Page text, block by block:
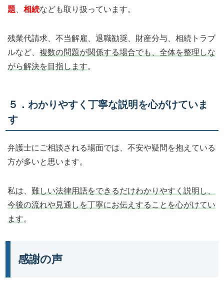
題 、相続なども取り扱っています。
残業代請求、不当解雇、退職勧奨、財産分与、相続トラブ
ルなど、複数の問題が関係する場合でも、全体を整理しな
がら解決を目指します。
５．わかりやすく丁寧な説明を心がけていま
す
弁護士にご相談される場面では、不安や疑問を抱えている
方が多いと思います。
私は、難しい法律用語をできるだけわかりやすく説明し、
今後の流れや見通しを丁寧にお伝えすることを心がけてい
ます。
感謝の声